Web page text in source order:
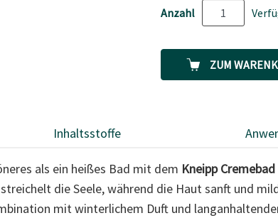
Anzahl
ZUM
Inhaltsstoffe
als ein heißes Bad mit dem Kneipp
streichelt die Seele, während die Haut sanft und
mit winterlichem Duft und